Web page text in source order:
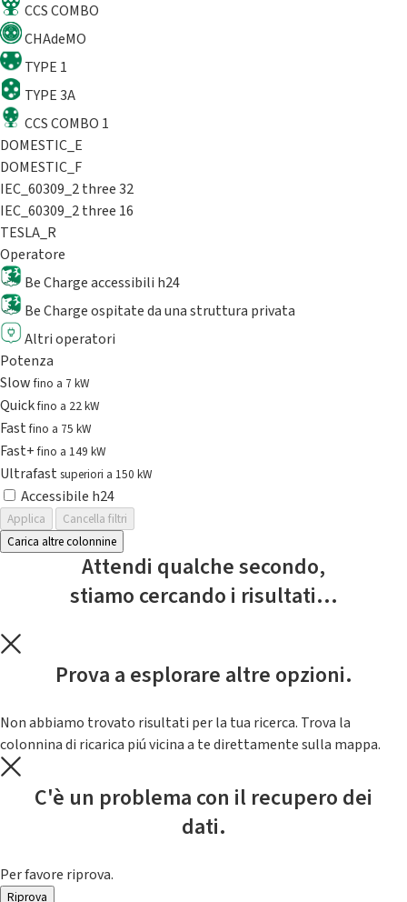
CCS COMBO
CHAdeMO
TYPE 1
TYPE 3A
CCS COMBO 1
DOMESTIC_E
DOMESTIC_F
IEC_60309_2 three 32
IEC_60309_2 three 16
TESLA_R
Operatore
Be Charge accessibili h24
Be Charge ospitate da una struttura privata
Altri operatori
Potenza
Slowfino a 7 kW
Quickfino a 22 kW
Fastfino a 75 kW
Fast+fino a 149 kW
Ultrafast superiori a 150 kW
Accessibile h24
Applica
Cancella filtri
Carica altre colonnine
Attendi qualche secondo,
stiamo cercando i risultati...
Prova a esplorare altre opzioni.
Non abbiamo trovato risultati per la tua ricerca. Trova la
colonnina di ricarica piú vicina a te direttamente sulla mappa.
C'è un problema con il recupero dei
dati.
Per favore riprova.
Riprova